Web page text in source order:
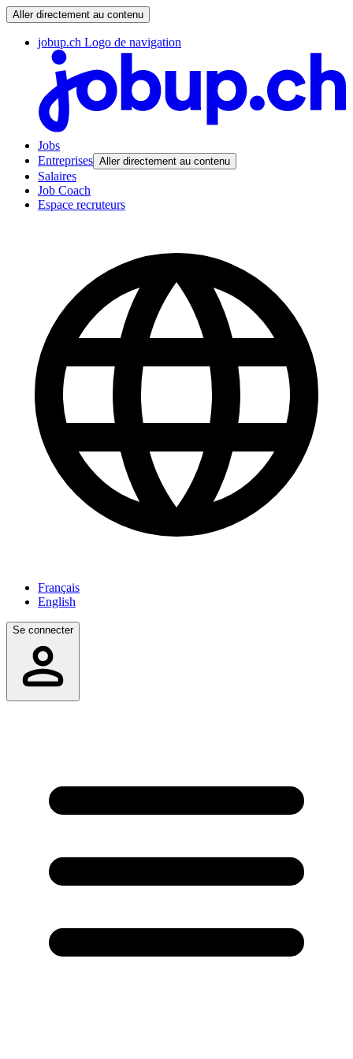
Aller directement au contenu
jobup.ch Logo de navigation
Jobs
Entreprises Aller directement au contenu
Salaires
Job Coach
Espace recruteurs
Français
English
Se connecter